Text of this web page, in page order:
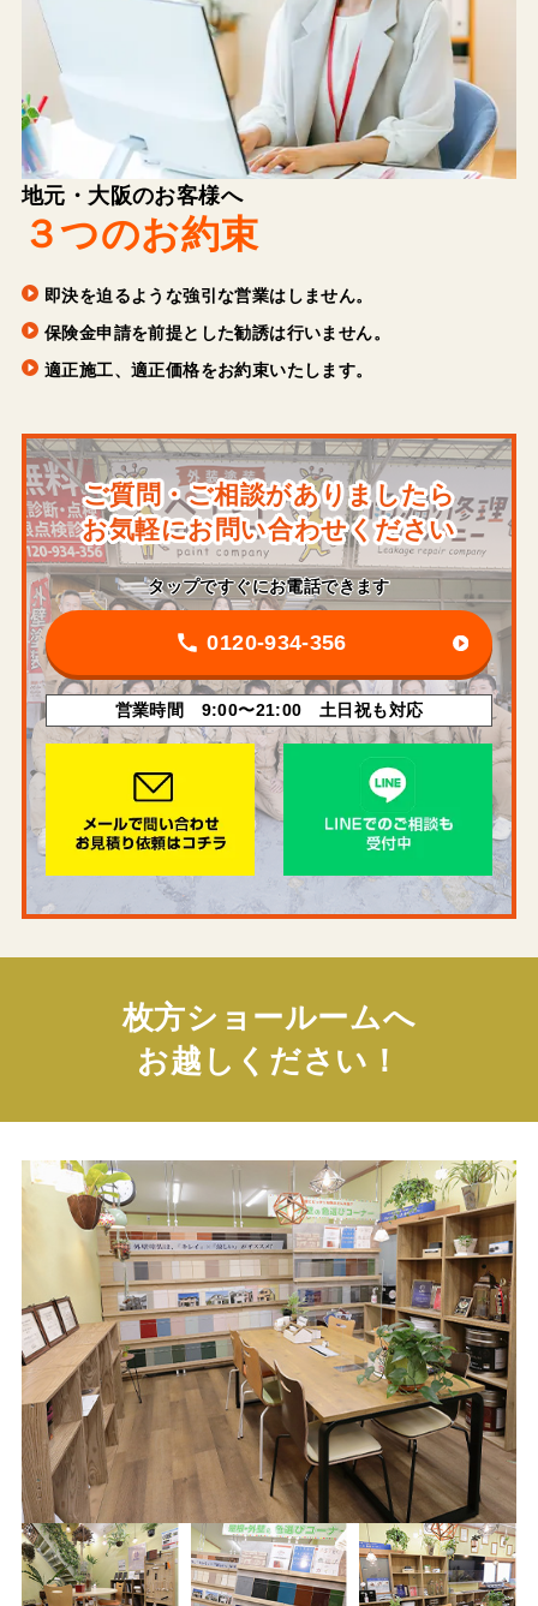
地元・大阪のお客様へ
３つのお約束
即決を迫るような強引な営業はしません。
保険金申請を前提とした勧誘は行いません。
適正施工、適正価格をお約束いたします。
ご質問・ご相談がありましたら
お気軽にお問い合わせください
タップですぐにお電話できます
0120-934-356
営業時間 9:00〜21:00 土日祝も対応
枚方ショールームへ
お越しください！